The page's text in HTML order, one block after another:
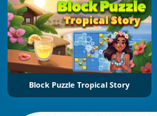
Block Puzzle Tropical Story